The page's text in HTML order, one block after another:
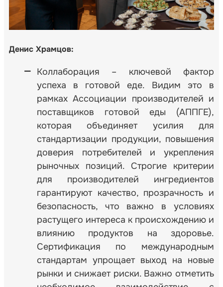
Денис Храмцов:
Коллаборация – ключевой фактор
успеха в готовой еде. Видим это в
рамках Ассоциации производителей и
поставщиков готовой еды (АППГЕ),
которая объединяет усилия для
стандартизации продукции, повышения
доверия потребителей и укрепления
рыночных позиций. Строгие критерии
для производителей ингредиентов
гарантируют качество, прозрачность и
безопасность, что важно в условиях
растущего интереса к происхождению и
влиянию продуктов на здоровье.
Сертификация по международным
стандартам упрощает выход на новые
рынки и снижает риски. Важно отметить